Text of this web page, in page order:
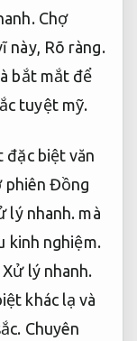
Chợ
này, Rõ ràng.
bắt mắt để
tuyệt mỹ.
đặc biệt văn
phiên Đồng
lý nhanh. mà
kinh nghiệm.
Xử lý nhanh.
khác lạ và
Chuyên